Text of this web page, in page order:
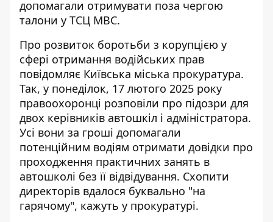
допомагали отримувати поза чергою
талони у ТСЦ МВС.
Про розвиток боротьби з корупцією у
сфері отримання водійських прав
повідомляє Київська міська прокуратура.
Так, у понеділок, 17 лютого 2025 року
правоохоронці розповіли про підозри для
двох керівників автошкіл і адміністратора.
Усі вони за гроші допомагали
потенційним водіям отримати довідки про
проходження практичних занять в
автошколі без її відвідування. Схопити
директорів вдалося буквально "на
гарячому", кажуть у прокуратурі.